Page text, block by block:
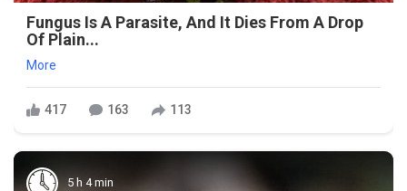
Fungus Is A Parasite, And It Dies From A Drop
Of Plain...
More
417 163 113
5 h 4 min